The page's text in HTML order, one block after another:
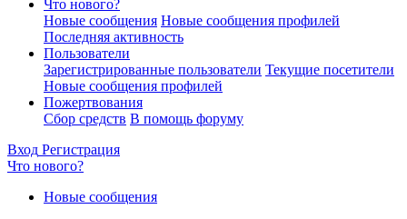
Что нового?
Новые сообщения Новые сообщения профилей
Последняя активность
Пользователи
Зарегистрированные пользователи Текущие посетители
Новые сообщения профилей
Пожертвования
Сбор средств В помощь форуму
Вход Регистрация
Что нового?
Новые сообщения